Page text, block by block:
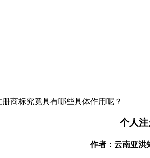
册商标究竟具有哪些具体作用呢？
个人注
作者：云南亚洪